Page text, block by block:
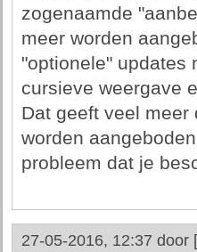
zogenaamde
meer worden
"optionele" updates
cursieve weergave
Dat geeft veel
worden
probleem dat je
27-05-2016, 12:37 door